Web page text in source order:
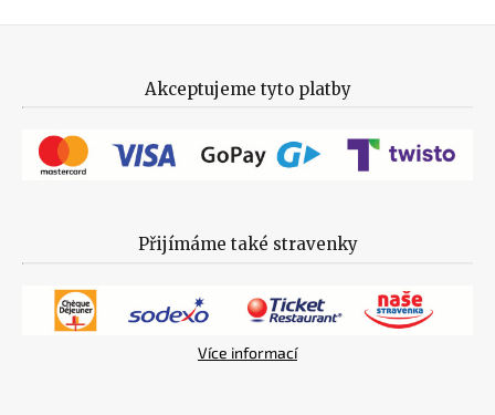
Akceptujeme tyto platby
Přijímáme také stravenky
Více informací